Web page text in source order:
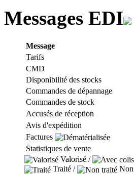
Messages EDI
Message
Tarifs
CMD
Disponibilité des stocks
Commandes de dépannage
Commandes de stock
Accusés de réception
Avis d'expédition
Factures
Statistiques de vente
Valorisé /
Traité /